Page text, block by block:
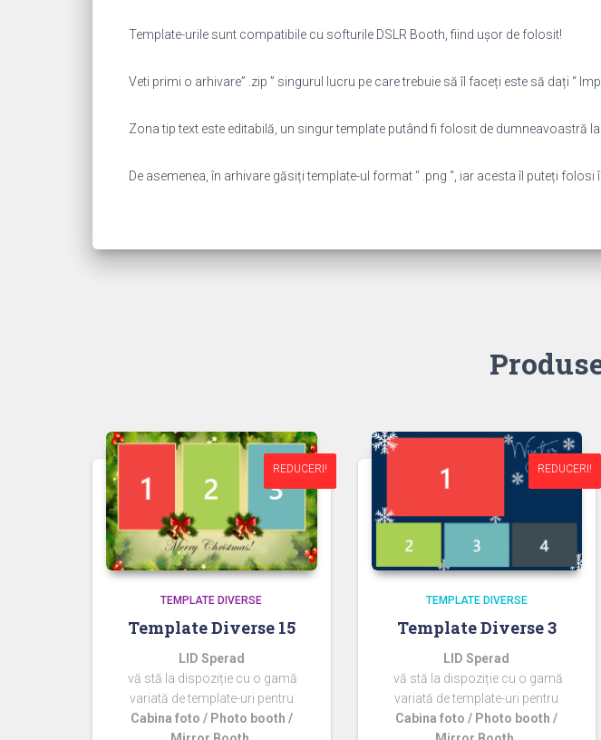
Template-urile sunt compatibile cu softurile DSLR Booth, fiind ușor de folosit!
Veti primi o arhivare” .zip ” singurul lucru pe care trebuie să îl faceți este să dați “
Zona tip text este editabilă, un singur template putând fi folosit de dumneavoastră
De asemenea, în arhivare găsiți template-ul format “ .png “, iar acesta îl puteți
REDUCERI!
REDUCERI!
TEMPLATE DIVERSE
Template Diverse 15
LID Sperad
vă stă la dispoziție cu o gamă
variată de template-uri pentru
Cabina foto / Photo booth /
REDUCERI!
REDUCERI!
TEMPLATE DIVERSE
Template Diverse 3
LID Sperad
vă stă la dispoziție cu o gamă
variată de template-uri pentru
Cabina foto / Photo booth /